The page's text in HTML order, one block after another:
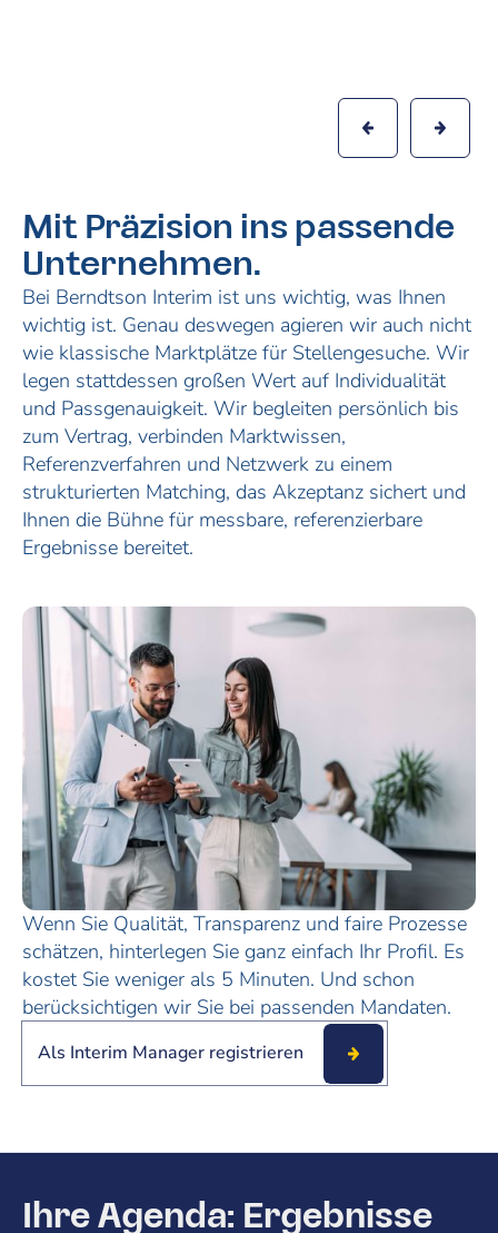
Mit Präzision ins passende
Unternehmen.
Bei Berndtson Interim ist uns wichtig, was Ihnen
wichtig ist. Genau deswegen agieren wir auch nicht
wie klassische Marktplätze für Stellengesuche. Wir
legen stattdessen großen Wert auf Individualität
und Passgenauigkeit. Wir begleiten persönlich bis
zum Vertrag, verbinden Marktwissen,
Referenzverfahren und Netzwerk zu einem
strukturierten Matching, das Akzeptanz sichert und
Ihnen die Bühne für messbare, referenzierbare
Ergebnisse bereitet.
Wenn Sie Qualität, Transparenz und faire Prozesse
schätzen, hinterlegen Sie ganz einfach Ihr Profil. Es
kostet Sie weniger als 5 Minuten. Und schon
berücksichtigen wir Sie bei passenden Mandaten.
Als Interim Manager registrieren
Ihre Agenda: Ergebnisse